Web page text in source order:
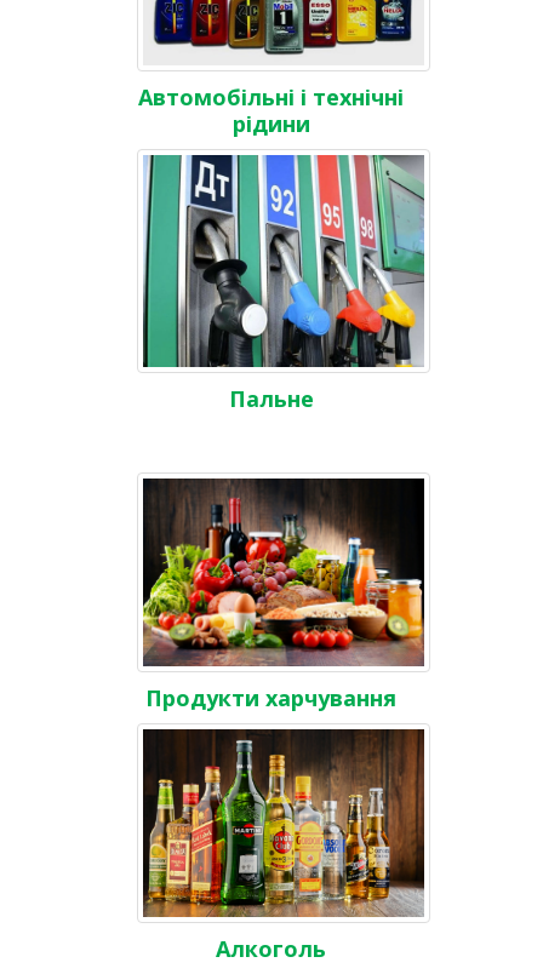
Автомобільні і технічні
рідини
Пальне
Продукти харчування
Алкоголь